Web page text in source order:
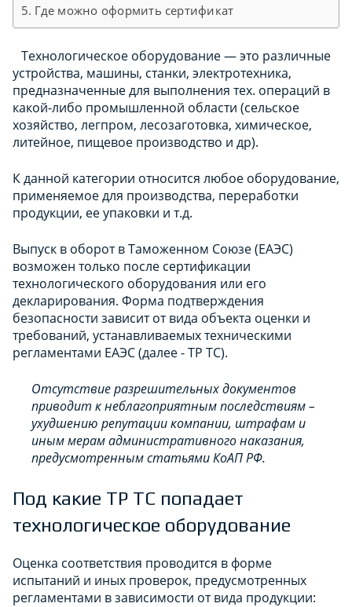
Где можно оформить сертификат
Технологическое оборудование — это различные
устройства, машины, станки, электротехника,
предназначенные для выполнения тех. операций в
какой-либо промышленной области (сельское
хозяйство, легпром, лесозаготовка, химическое,
литейное, пищевое производство и др).
К данной категории относится любое оборудование,
применяемое для производства, переработки
продукции, ее упаковки и т.д.
Выпуск в оборот в Таможенном Союзе (ЕАЭС)
возможен только после сертификации
технологического оборудования или его
декларирования. Форма подтверждения
безопасности зависит от вида объекта оценки и
требований, устанавливаемых техническими
регламентами ЕАЭС (далее - ТР ТС).
Отсутствие разрешительных документов
приводит к неблагоприятным последствиям –
ухудшению репутации компании, штрафам и
иным мерам административного наказания,
предусмотренным статьями КоАП РФ.
Под какие ТР ТС попадает
технологическое оборудование
Оценка соответствия проводится в форме
испытаний и иных проверок, предусмотренных
регламентами в зависимости от вида продукции: